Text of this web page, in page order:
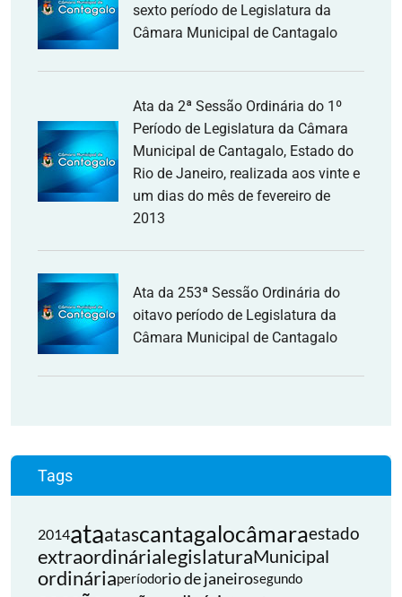
sexto período de Legislatura da
Câmara Municipal de Cantagalo
Ata da 2ª Sessão Ordinária do 1º
Período de Legislatura da Câmara
Municipal de Cantagalo, Estado do
Rio de Janeiro, realizada aos vinte e
um dias do mês de fevereiro de
2013
Ata da 253ª Sessão Ordinária do
oitavo período de Legislatura da
Câmara Municipal de Cantagalo
Tags
2014ataatascantagalocâmaraestado
extraordinárialegislaturaMunicipal
ordináriaperíodorio de janeirosegundo